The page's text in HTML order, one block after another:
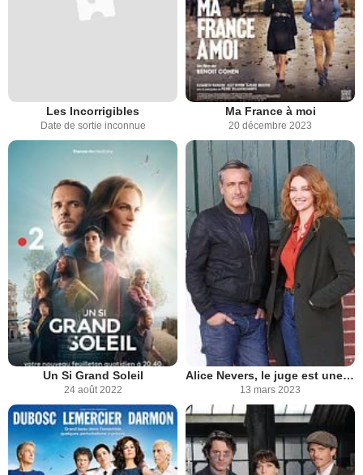
Les Incorrigibles
Date de sortie inconnue
Ma France à moi
20 décembre 2023
Un Si Grand Soleil
24 août 2022
Alice Nevers, le juge est une femme
13 mars 2023